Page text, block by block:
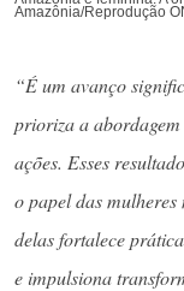
Amazônia/Reprodução
“É um avanço
prioriza a abordagem
ações. Esses
o papel das
delas fortalece
e impulsiona